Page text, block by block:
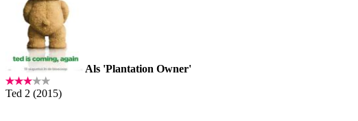
Als 'Plantation Owner'
Ted 2 (2015)